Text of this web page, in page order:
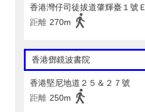
香港灣仔司徒拔道肇輝臺１號Ｅ
距離 270m
香港鄧鏡波書院
香港堅尼地道２５＆２７號
距離 250m